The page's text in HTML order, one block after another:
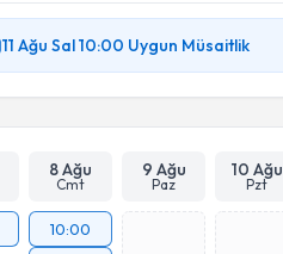
11 Ağu Sal10:00 Uygun Müsaitlik
8 Ağu
Cmt
9 Ağu
Paz
10 Ağu
Pzt
10:00